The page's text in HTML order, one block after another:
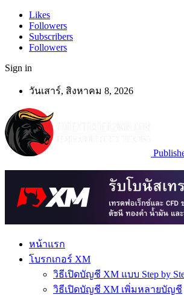
Likes
Followers
Subscribers
Followers
Sign in
วันเสาร์, สิงหาคม 8, 2026
หน้าแรก
โบรกเกอร์ XM
วิธีเปิดบัญชี XM แบบ Step by
วิธีเปิดบัญชี XM เพิ่มหลายบัญชี